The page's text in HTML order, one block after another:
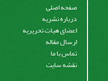
صفحه اصلی
درباره نشریه
اعضای هیات تحریریه
ارسال مقاله
تماس با ما
نقشه سایت